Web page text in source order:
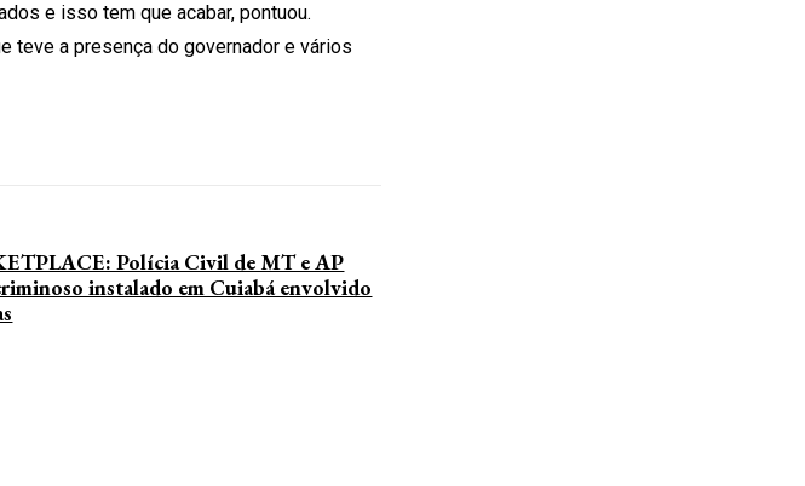
e isso tem que acabar, pontuou.
teve a presença do governador e vários
Polícia Civil de MT e AP
instalado em Cuiabá envolvido